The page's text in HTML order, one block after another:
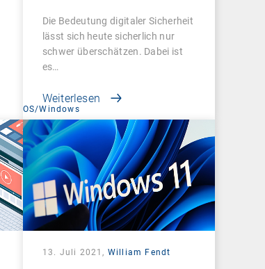
Die Bedeutung digitaler Sicherheit
lässt sich heute sicherlich nur
schwer überschätzen. Dabei ist
es…
Weiterlesen
OS/Windows
13. Juli 2021, William Fendt